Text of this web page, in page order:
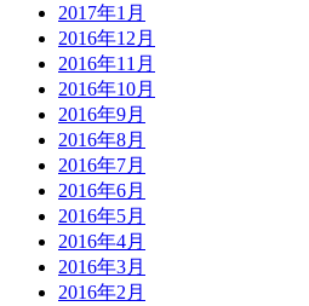
2017年1月
2016年12月
2016年11月
2016年10月
2016年9月
2016年8月
2016年7月
2016年6月
2016年5月
2016年4月
2016年3月
2016年2月